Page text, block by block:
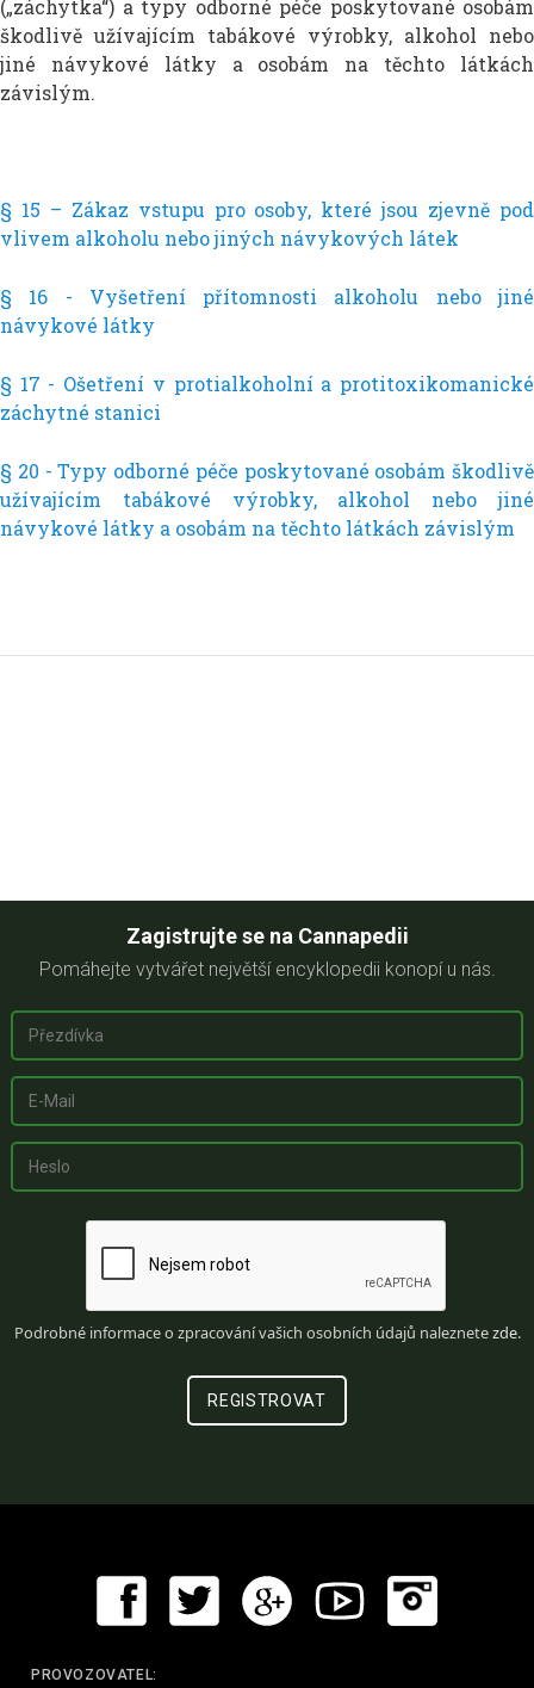
(„záchytka“) a typy odborné péče poskytované osobám
škodlivě užívajícím tabákové výrobky, alkohol nebo
jiné návykové látky a osobám na těchto látkách
závislým.
§ 15 – Zákaz vstupu pro osoby, které jsou zjevně pod
vlivem alkoholu nebo jiných návykových látek
§ 16 - Vyšetření přítomnosti alkoholu nebo jiné
návykové látky
§ 17 - Ošetření v protialkoholní a protitoxikomanické
záchytné stanici
§ 20 - Typy odborné péče poskytované osobám škodlivě
užívajícím tabákové výrobky, alkohol nebo jiné
návykové látky a osobám na těchto látkách závislým
Zagistrujte se na Cannapedii
Pomáhejte vytvářet největší encyklopedii konopí u nás.
Podrobné informace o zpracování vašich osobních údajů naleznetezde.
PROVOZOVATEL: